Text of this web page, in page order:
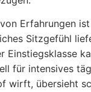
Erfahrungen
Sitzgefühl
Einstiegsklasse
für intensives
wirft, übersieht